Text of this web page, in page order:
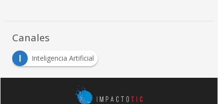
Canales
I
Inteligencia Artificial